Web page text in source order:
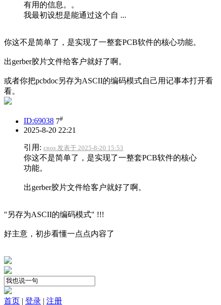
有用的信息。。
我最初设想是能通过这个自 ...
你这不是简单了，是实现了一整套PCB软件的核心功能。
出gerber胶片文件给客户就好了啊。
或者你把pcbdoc另存为ASCII的编码模式自己用记事本打开看
看。
ID:69038 7#
2025-8-20 22:21
引用: cnos 发表于 2025-8-20 15:53
你这不是简单了，是实现了一整套PCB软件的核心
功能。
出gerber胶片文件给客户就好了啊。
"另存为ASCII的编码模式" !!!
好主意，初步看懂一点点内容了
首页 | 登录 | 注册